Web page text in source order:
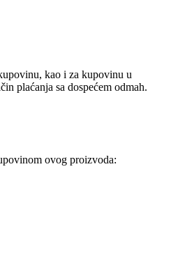
kao i za kupovinu u
plaćanja sa dospećem odmah.
ovog proizvoda: